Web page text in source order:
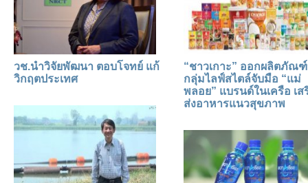
วช.นำวิจัยพัฒนา ตอบโจทย์ แก้
วิกฤตประเทศ
“ชาวเกาะ” ออกผลิตภัณ
กลุ่มไลฟ์สไตล์จับมือ “แม่
พลอย” แบรนด์ในเครือ เ
ส่งอาหารแนวสุขภาพ